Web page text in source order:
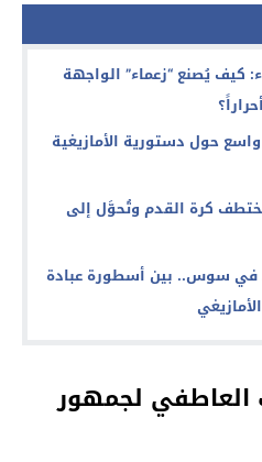
كيف يُصنع “زعماء” الواجهة
حول دستورية الأمازيغية
كرة القدم وتُحوَّل إلى
في سوس.. بين أسطورة عبادة
لجمهور